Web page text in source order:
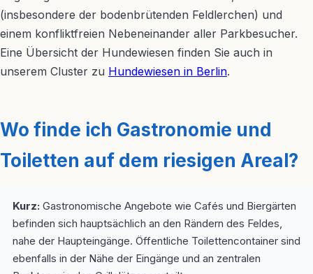
(insbesondere der bodenbrütenden Feldlerchen) und
einem konfliktfreien Nebeneinander aller Parkbesucher.
Eine Übersicht der Hundewiesen finden Sie auch in
unserem Cluster zu Hundewiesen in Berlin.
Wo finde ich Gastronomie und
Toiletten auf dem riesigen Areal?
Kurz: Gastronomische Angebote wie Cafés und Biergärten
befinden sich hauptsächlich an den Rändern des Feldes,
nahe der Haupteingänge. Öffentliche Toilettencontainer sind
ebenfalls in der Nähe der Eingänge und an zentralen